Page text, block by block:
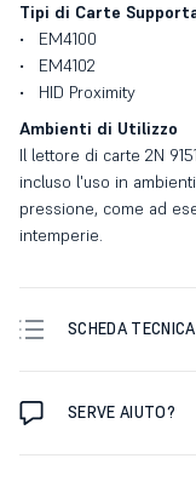
Tipi di Carte
EM4100
EM4102
HID Proximity
Ambienti di Utilizzo
Il lettore di carte 2N
incluso l'uso in
pressione, come ad
intemperie.
SCHEDA TECNICA
SERVE AIUTO?